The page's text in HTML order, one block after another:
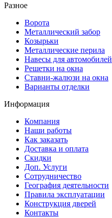
Разное
Ворота
Металлический забор
Козырьки
Металлические перила
Навесы для автомобилей
Решетки на окна
Ставни-жалюзи на окна
Варианты отделки
Информация
Компания
Наши работы
Как заказать
Доставка и оплата
Скидки
Доп. Услуги
Сотрудничество
География деятельности
Правила эксплуатации
Конструкция дверей
Контакты